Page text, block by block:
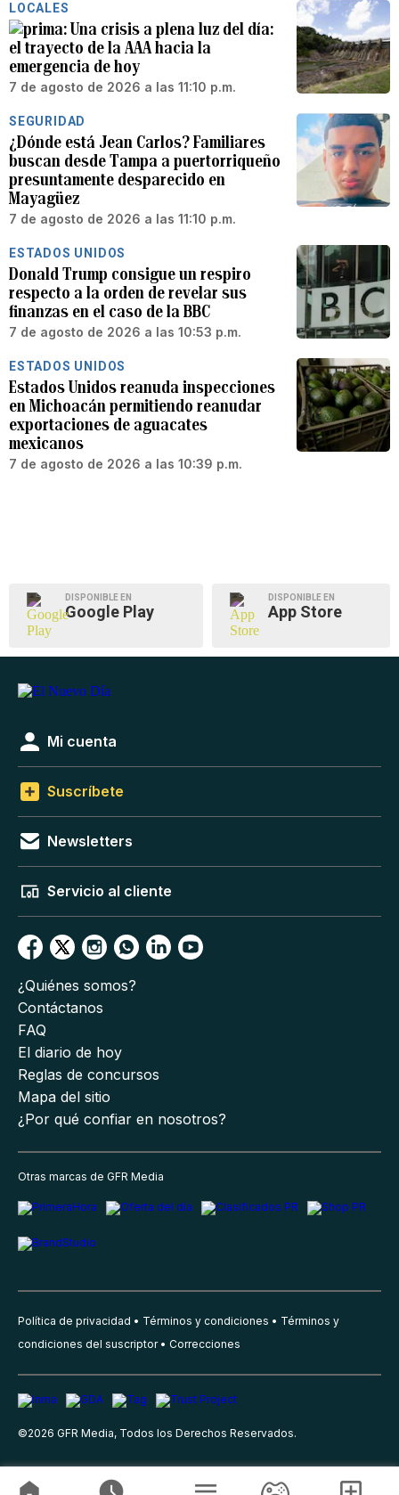
LOCALES
Una crisis a plena luz del día:
el trayecto de la AAA hacia la
emergencia de hoy
7 de agosto de 2026 a las 11:10 p.m.
SEGURIDAD
¿Dónde está Jean Carlos? Familiares
buscan desde Tampa a puertorriqueño
presuntamente desparecido en
Mayagüez
7 de agosto de 2026 a las 11:10 p.m.
ESTADOS UNIDOS
Donald Trump consigue un respiro
respecto a la orden de revelar sus
finanzas en el caso de la BBC
7 de agosto de 2026 a las 10:53 p.m.
ESTADOS UNIDOS
Estados Unidos reanuda inspecciones
en Michoacán permitiendo reanudar
exportaciones de aguacates
mexicanos
7 de agosto de 2026 a las 10:39 p.m.
DISPONIBLE EN
Google Play
DISPONIBLE EN
App Store
Mi cuenta
Suscríbete
Newsletters
Servicio al cliente
¿Quiénes somos?
Contáctanos
FAQ
El diario de hoy
Reglas de concursos
Mapa del sitio
¿Por qué confiar en nosotros?
Otras marcas de GFR Media
Política de privacidad Términos y condiciones
Términos y
condiciones del suscriptor
Correcciones
©2026 GFR Media, Todos los Derechos Reservados.